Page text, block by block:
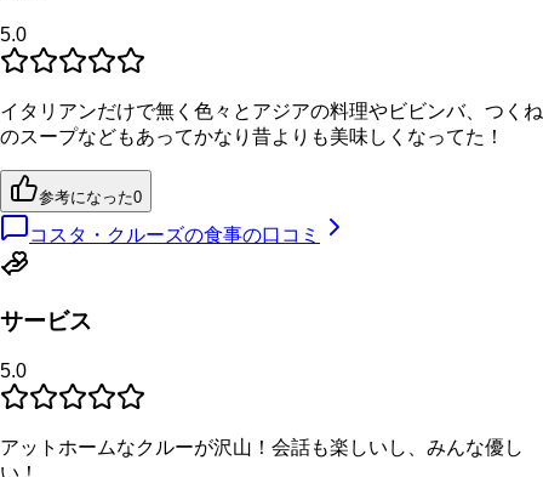
5.0
イタリアンだけで無く色々とアジアの料理やビビンバ、つくね
のスープなどもあってかなり昔よりも美味しくなってた！
参考になった0
コスタ・クルーズの食事の口コミ
サービス
5.0
アットホームなクルーが沢山！会話も楽しいし、みんな優し
い！